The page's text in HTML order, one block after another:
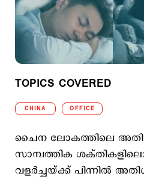
TOPICS COVERED
CHINA OFFICE
ചൈന ലോകത്തിലെ
സാമ്പത്തിക
വളർച്ചയ്ക്ക് പിന്നിൽ